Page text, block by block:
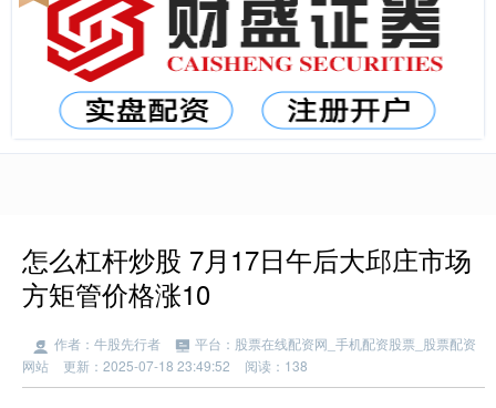
怎么杠杆炒股 7月17日午后大邱庄市场
方矩管价格涨10
作者：牛股先行者
平台：股票在线配资网_手机配资股票_股票配资
网站
更新：2025-07-18 23:49:52 阅读：138